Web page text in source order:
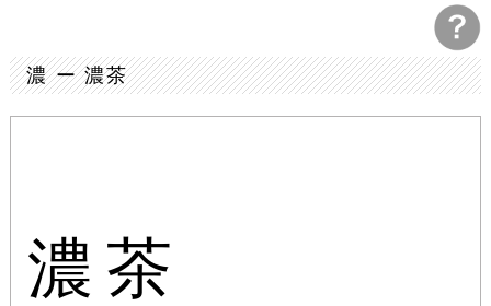
濃 ー 濃茶
濃茶